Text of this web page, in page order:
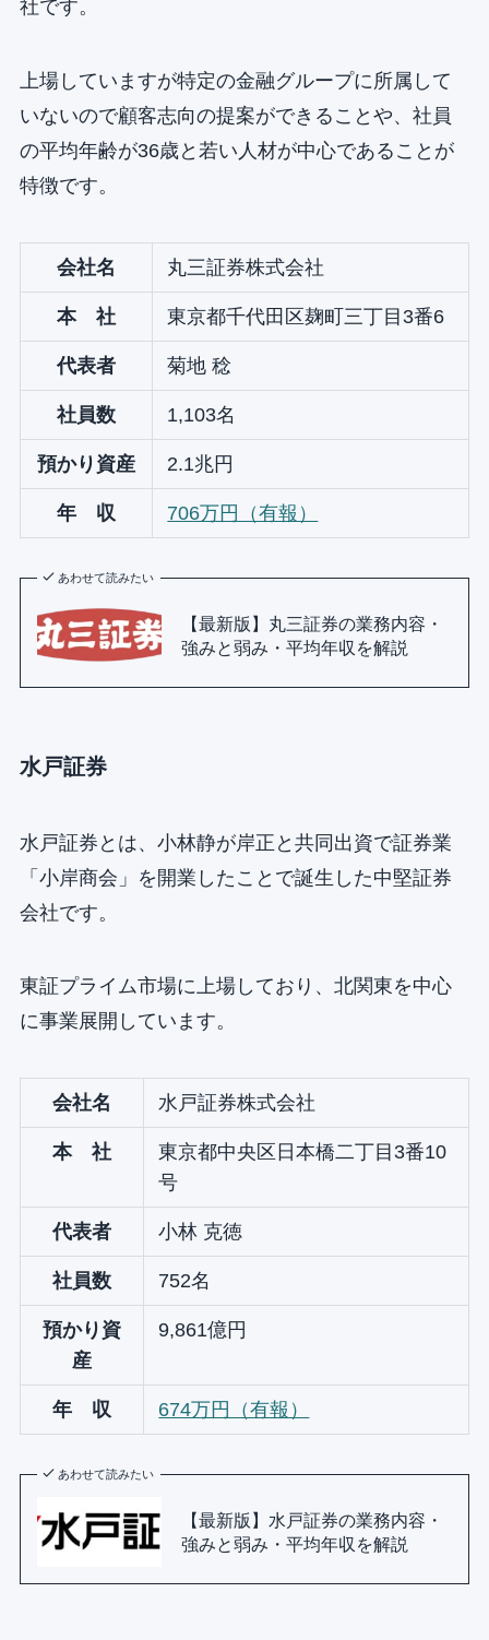
社です。
上場していますが特定の金融グループに所属して
いないので顧客志向の提案ができることや、社員
の平均年齢が36歳と若い人材が中心であることが
特徴です。
会社名 丸三証券株式会社
本 社 東京都千代田区麹町三丁目3番6
代表者 菊地 稔
社員数 1,103名
預かり資産 2.1兆円
年 収 706万円（有報）
あわせて読みたい
【最新版】丸三証券の業務内容・
強みと弱み・平均年収を解説
水戸証券
水戸証券とは、小林静が岸正と共同出資で証券業
「小岸商会」を開業したことで誕生した中堅証券
会社です。
東証プライム市場に上場しており、北関東を中心
に事業展開しています。
会社名 水戸証券株式会社
本 社
東京都中央区日本橋二丁目3番10
号
代表者 小林 克徳
社員数 752名
預かり資
産
9,861億円
年 収 674万円（有報）
あわせて読みたい
【最新版】水戸証券の業務内容・
強みと弱み・平均年収を解説